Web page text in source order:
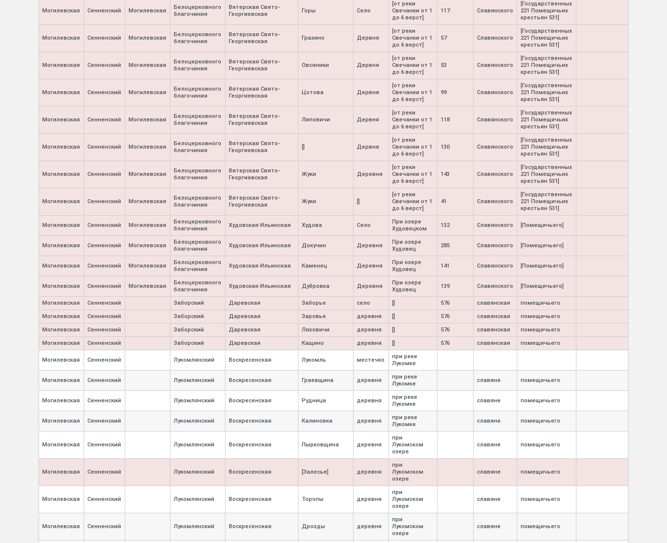
Могилевская Сенненский Могилевская
Белоцерковного
благочиния
Вятерская Свято-
Георгиевская
Горы Село
[от реки
Свечанки от 1
до 6 верст]
117 Славянского
[Государственных
221 Помещичьих
крестьян 531]
Могилевская Сенненский Могилевская
Белоцерковного
благочиния
Вятерская Свято-
Георгиевская
Гразино Дервня
[от реки
Свечанки от 1
до 6 верст]
57 Славянского
[Государственных
221 Помещичьих
крестьян 531]
Могилевская Сенненский Могилевская
Белоцерковного
благочиния
Вятерская Свято-
Георгиевская
Овсяники Дервня
[от реки
Свечанки от 1
до 6 верст]
53 Славянского
[Государственных
221 Помещичьих
крестьян 531]
Могилевская Сенненский Могилевская
Белоцерковного
благочиния
Вятерская Свято-
Георгиевская
Цотова Дервня
[от реки
Свечанки от 1
до 6 верст]
99 Славянского
[Государственных
221 Помещичьих
крестьян 531]
Могилевская Сенненский Могилевская
Белоцерковного
благочиния
Вятерская Свято-
Георгиевская
Липовичи Дервня
[от реки
Свечанки от 1
до 6 верст]
118 Славянского
[Государственных
221 Помещичьих
крестьян 531]
Могилевская Сенненский Могилевская
Белоцерковного
благочиния
Вятерская Свято-
Георгиевская
Дервня
[от реки
Свечанки от 1
до 6 верст]
130 Славянского
[Государственных
221 Помещичьих
крестьян 531]
Могилевская Сенненский Могилевская
Белоцерковного
благочиния
Вятерская Свято-
Георгиевская
Жуки Деревня
[от реки
Свечанки от 1
до 6 верст]
143 Славянского
[Государственных
221 Помещичьих
крестьян 531]
Могилевская Сенненский Могилевская
Белоцерковного
благочиния
Вятерская Свято-
Георгиевская
Жуки
[от реки
Свечанки от 1
до 6 верст]
41 Славянского
[Государственных
221 Помещичьих
крестьян 531]
Могилевская Сенненский Могилевская
Белоцерковного
благочиния
Худовская Ильинская Худова Село
При озере
Худовецком
132 Славянского [Помещичьего]
Могилевская Сенненский Могилевская
Белоцерковного
благочиния
Худовская Ильинская Докучин Деревня
При озере
Худовец
285 Славянского [Помещичьего]
Могилевская Сенненский Могилевская
Белоцерковного
благочиния
Худовская Ильинская Каменец Деревня
При озере
Худовец
141 Славянского [Помещичьего]
Могилевская Сенненский Могилевская
Белоцерковного
благочиния
Худовская Ильинская Дубровка Деревня
При озере
Худовец
139 Славянского [Помещичьего]
Могилевская Сенненский Заборский Даревская Заборье село 576 славянская помещичьего
Могилевская Сенненский Заборский Даревская Заровье деревня 576 славянская помещичьего
Могилевская Сенненский Заборский Даревская Ляховичи деревня 576 славянская помещичьего
Могилевская Сенненский Заборский Даревская Кащино деревня 576 славянская помещичьего
Могилевская Сенненский Лукомлянский Воскресенская Лукомль местечко
при реке
Лукомке
Могилевская Сенненский Лукомлянский Воскресенская Граевщина деревня
при реке
Лукомке
славяне помещичьего
Могилевская Сенненский Лукомлянский Воскресенская Рудница деревня
при реке
Лукомке
славяне помещичьего
Могилевская Сенненский Лукомлянский Воскресенская Калиновка деревня
при реке
Лукомке
славяне помещичьего
Могилевская Сенненский Лукомлянский Воскресенская Пырковщина деревня
при
Лукомском
озере
славяне помещичьего
Могилевская Сенненский Лукомлянский Воскресенская [Залесье] деревня
при
Лукомском
озере
славяне помещичьего
Могилевская Сенненский Лукомлянский Воскресенская Торопы деревня
при
Лукомском
озере
славяне помещичьего
Могилевская Сенненский Лукомлянский Воскресенская Дрозды деревня
при
Лукомском
озере
славяне помещичьего